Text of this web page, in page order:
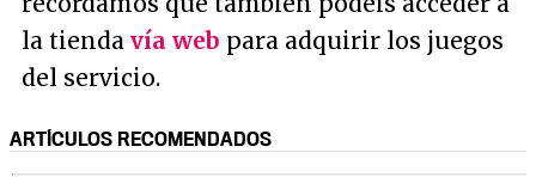
la tienda vía web para adquirir los juegos
del servicio.
ARTÍCULOS RECOMENDADOS